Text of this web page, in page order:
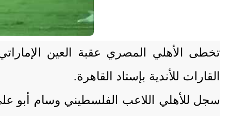
القارات للأندية بإستاد القاهرة.